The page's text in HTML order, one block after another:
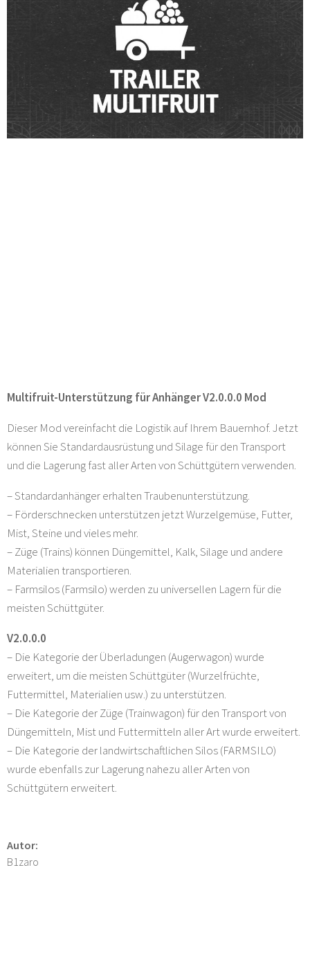
Multifruit-Unterstützung für Anhänger V2.0.0.0 Mod
Dieser Mod vereinfacht die Logistik auf Ihrem Bauernhof. Jetzt
können Sie Standardausrüstung und Silage für den Transport
und die Lagerung fast aller Arten von Schüttgütern verwenden.
– Standardanhänger erhalten Traubenunterstützung.
– Förderschnecken unterstützen jetzt Wurzelgemüse, Futter,
Mist, Steine und vieles mehr.
– Züge (Trains) können Düngemittel, Kalk, Silage und andere
Materialien transportieren.
– Farmsilos (Farmsilo) werden zu universellen Lagern für die
meisten Schüttgüter.
V2.0.0.0
– Die Kategorie der Überladungen (Augerwagon) wurde
erweitert, um die meisten Schüttgüter (Wurzelfrüchte,
Futtermittel, Materialien usw.) zu unterstützen.
– Die Kategorie der Züge (Trainwagon) für den Transport von
Düngemitteln, Mist und Futtermitteln aller Art wurde erweitert.
– Die Kategorie der landwirtschaftlichen Silos (FARMSILO)
wurde ebenfalls zur Lagerung nahezu aller Arten von
Schüttgütern erweitert.
Autor:
B1zaro